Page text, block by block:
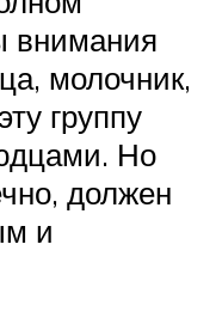
внимания
молочник,
группу
Но
должен
и